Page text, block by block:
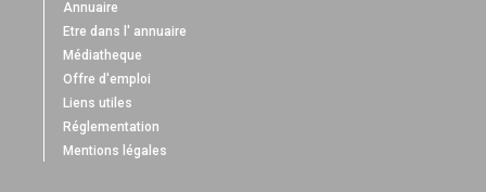
Annuaire
Etre dans l' annuaire
Médiatheque
Offre d'emploi
Liens utiles
Réglementation
Mentions légales